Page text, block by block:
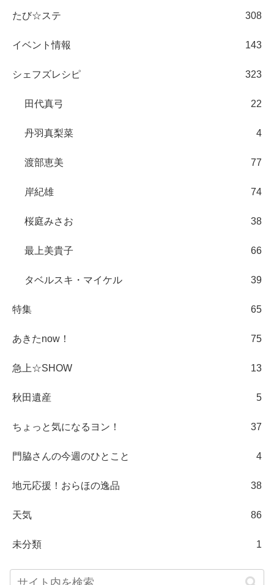
たび☆ステ 308
イベント情報 143
シェフズレシピ 323
田代真弓 22
丹羽真梨菜 4
渡部恵美 77
岸紀雄 74
桜庭みさお 38
最上美貴子 66
タベルスキ・マイケル 39
特集 65
あきたnow！ 75
急上☆SHOW 13
秋田遺産 5
ちょっと気になるヨン！ 37
門脇さんの今週のひとこと 4
地元応援！おらほの逸品 38
天気 86
未分類 1